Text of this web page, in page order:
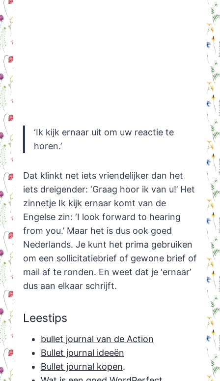
‘Ik kijk ernaar uit om uw reactie te
horen.’
Dat klinkt net iets vriendelijker dan het
iets dreigender: ‘Graag hoor ik van u!’ Het
zinnetje Ik kijk ernaar komt van de
Engelse zin: ‘I look forward to hearing
from you.’ Maar het is dus ook goed
Nederlands. Je kunt het prima gebruiken
om een sollicitatiebrief of gewone brief of
mail af te ronden. En weet dat je ‘ernaar’
dus aan elkaar schrijft.
Leestips
bullet journal van de Action
Bullet journal ideeën
Bullet journal kopen.